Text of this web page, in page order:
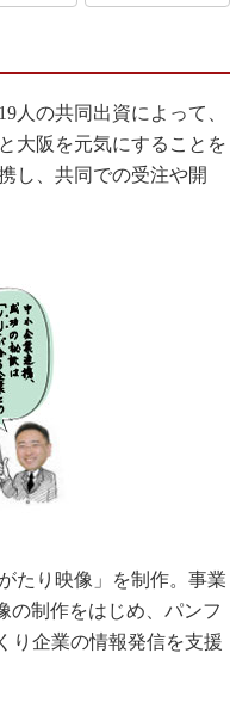
ー4.0
ン
ント
計・開発
リティ
への対応
の共同出資によって、
大阪を元気にすることを
し、共同での受注や開
たり映像」を制作。事業
の制作をはじめ、パンフ
り企業の情報発信を支援